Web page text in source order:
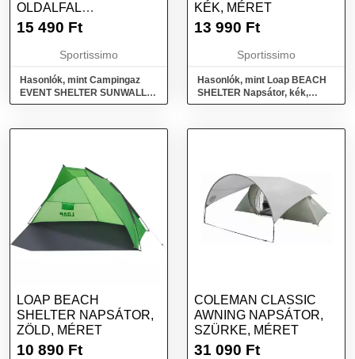
OLDALFAL
NAPSÁTORHOZ,
15 490 Ft
Sportissimo
Hasonlók, mint Campingaz
EVENT SHELTER SUNWALL
Oldalfal napsátorhoz, ezüst,
KÉK, MÉRET
13 990 Ft
Sportissimo
Hasonlók, mint Loap BEACH
SHELTER Napsátor, kék,
méret
LOAP BEACH
SHELTER NAPSÁTOR,
ZÖLD, MÉRET
10 890 Ft
COLEMAN CLASSIC
AWNING NAPSÁTOR,
SZÜRKE, MÉRET
31 090 Ft